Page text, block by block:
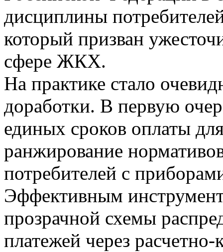
дисциплины
который призван
сфере ЖКХ.
На практике стало
доработки. В первую
единых сроков оплаты
ранжирование
потребителей с
Эффективным
прозрачной схемы
платежей через